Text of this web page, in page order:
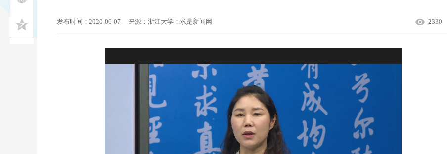
发布时间：2020-06-07 来源：浙江大学：求是新闻网 2330